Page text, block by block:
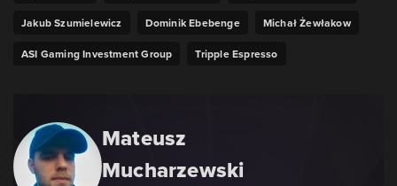
Jakub Szumielewicz Dominik Ebebenge Michał Żewłakow
ASI Gaming Investment Group Tripple Espresso
Mateusz
Mucharzewski